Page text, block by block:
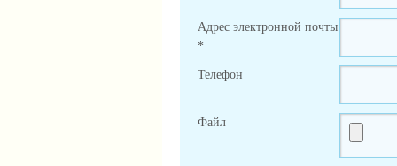
Адрес электронной почты
*
Телефон
Файл